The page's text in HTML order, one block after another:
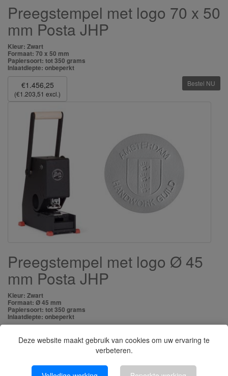
Deze website maakt gebruik van cookies om uw ervaring te
verbeteren.
Preegstempel met logo 70 x 50
mm Posta JHP
Kleur: Zwart
Formaat: 70 x 50 mm
Papiersoort: tot 350 grams
Inlaatdiepte: onbeperkt
€1.456,25
(€1.203,51 excl.)
Bestel NU
Preegstempel met logo Ø 45
mm Posta JHP
Kleur: Zwart
Formaat: Ø 45 mm
Papiersoort: tot 350 grams
Inlaatdiepte: onbeperkt
(€1.203,51 excl.)